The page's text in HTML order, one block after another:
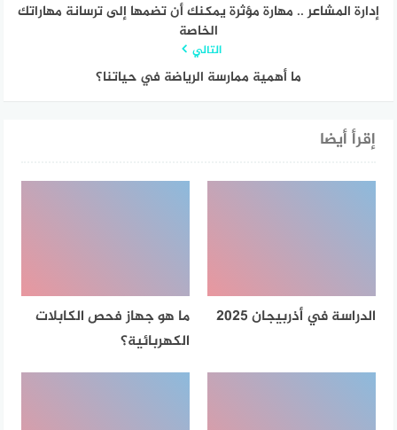
إدارة المشاعر .. مهارة مؤثرة يمكنك أن تضمها إلى ترسانة مهاراتك
الخاصة
التالي
ما أهمية ممارسة الرياضة في حياتنا؟
إقرأ أيضا
الدراسة في أذربيجان 2025
ما هو جهاز فحص الكابلات
الكهربائية؟